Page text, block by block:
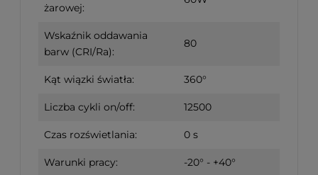
żarowej:
Wskaźnik oddawania
barw (CRI/Ra):
80
Kąt wiązki światła: 360°
Liczba cykli on/off: 12500
Czas rozświetlania: 0 s
Warunki pracy: -20° - +40°